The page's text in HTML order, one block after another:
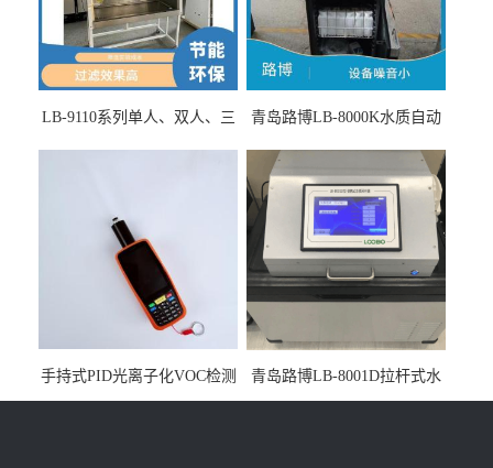
LB-9110系列单人、双人、三
青岛路博LB-8000K水质自动
手持式PID光离子化VOC检测
仪（挥发性有机物设备）
青岛路博LB-8001D拉杆式水
质采样器